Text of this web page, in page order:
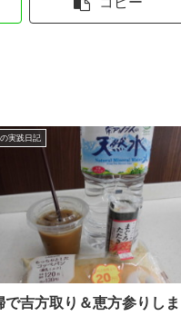
実践日記
で吉方取り＆恵方参りしま